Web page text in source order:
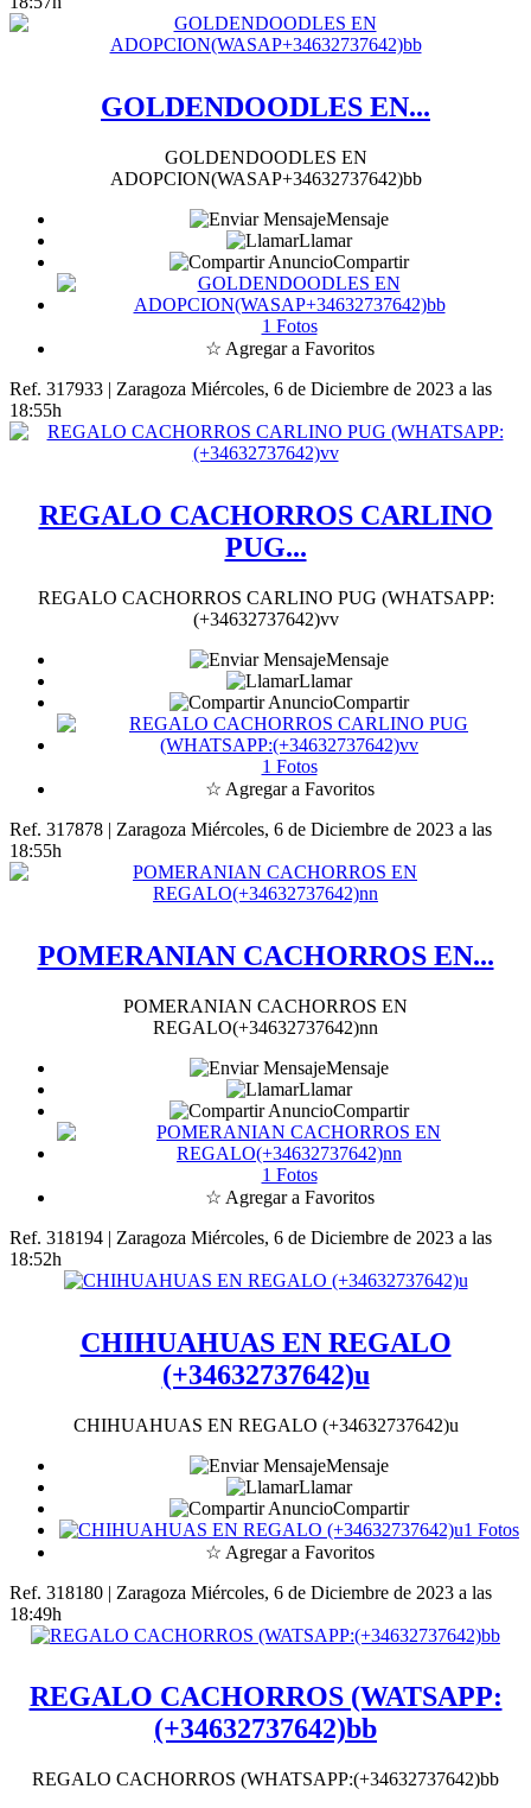
GOLDENDOODLES EN...
GOLDENDOODLES EN
ADOPCION(WASAP+34632737642)bb
Mensaje
Llamar
Compartir
1 Fotos
☆ Agregar a Favoritos
Ref. 317933 | Zaragoza Miércoles, 6 de Diciembre de 2023 a las
18:55h
REGALO CACHORROS CARLINO
PUG...
REGALO CACHORROS CARLINO PUG (WHATSAPP:
(+34632737642)vv
Mensaje
Llamar
Compartir
1 Fotos
☆ Agregar a Favoritos
Ref. 317878 | Zaragoza Miércoles, 6 de Diciembre de 2023 a las
18:55h
POMERANIAN CACHORROS EN...
POMERANIAN CACHORROS EN
REGALO(+34632737642)nn
Mensaje
Llamar
Compartir
1 Fotos
☆ Agregar a Favoritos
Ref. 318194 | Zaragoza Miércoles, 6 de Diciembre de 2023 a las
18:52h
CHIHUAHUAS EN REGALO
(+34632737642)u
CHIHUAHUAS EN REGALO (+34632737642)u
Mensaje
Llamar
Compartir
1 Fotos
☆ Agregar a Favoritos
Ref. 318180 | Zaragoza Miércoles, 6 de Diciembre de 2023 a las
18:49h
REGALO CACHORROS (WATSAPP:
(+34632737642)bb
REGALO CACHORROS (WHATSAPP:(+34632737642)bb